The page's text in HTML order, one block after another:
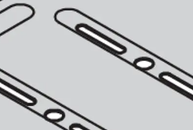
Rohrdurchführungen
Transwand
Futterrohr
Bodendurchführung
Bodenablauf
Zubehör